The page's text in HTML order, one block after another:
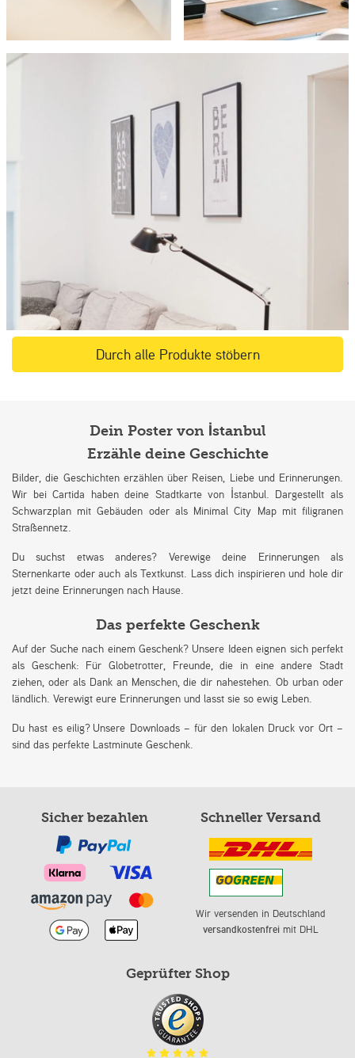
Durch alle Produkte stöbern
Dein Poster von İstanbul
Erzähle deine Geschichte
Bilder, die Geschichten erzählen über Reisen, Liebe und Erinnerungen.
Wir bei Cartida haben deine Stadtkarte von İstanbul. Dargestellt als
Schwarzplan mit Gebäuden oder als Minimal City Map mit filigranen
Straßennetz.
Du suchst etwas anderes? Verewige deine Erinnerungen als
Sternenkarte oder auch als Textkunst. Lass dich inspirieren und hole dir
jetzt deine Erinnerungen nach Hause.
Das perfekte Geschenk
Auf der Suche nach einem Geschenk? Unsere Ideen eignen sich perfekt
als Geschenk: Für Globetrotter, Freunde, die in eine andere Stadt
ziehen, oder als Dank an Menschen, die dir nahestehen. Ob urban oder
ländlich. Verewigt eure Erinnerungen und lasst sie so ewig Leben.
Du hast es eilig? Unsere Downloads – für den lokalen Druck vor Ort –
sind das perfekte Lastminute Geschenk.
Sicher bezahlen Schneller Versand
Wir versenden in Deutschland
versandkostenfreimit DHL
Geprüfter Shop